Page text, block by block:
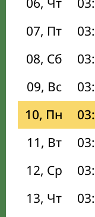
07, Пт
08, Сб
09, Вс
10, Пн
11, Вт
12, Ср
13, Чт